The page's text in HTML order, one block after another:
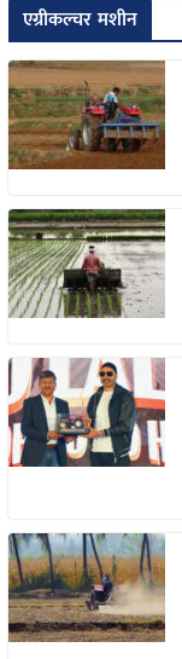
एग्रीकल्चर मशीन